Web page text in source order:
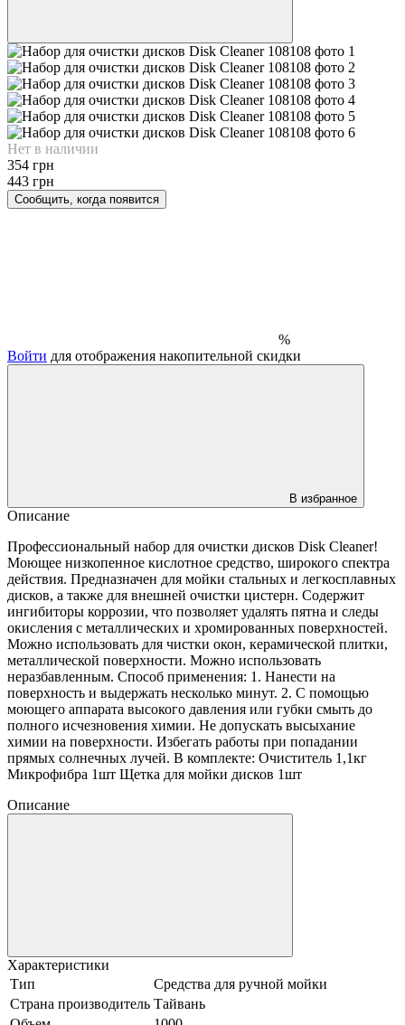
Нет в наличии
354 грн
443 грн
Сообщить, когда появится
%
Войти для отображения накопительной скидки
В избранное
Описание
Профессиональный набор для очистки дисков Disk Cleaner!
Моющее низкопенное кислотное средство, широкого спектра
действия. Предназначен для мойки стальных и легкосплавных
дисков, а также для внешней очистки цистерн. Содержит
ингибиторы коррозии, что позволяет удалять пятна и следы
окисления с металлических и хромированных поверхностей.
Можно использовать для чистки окон, керамической плитки,
металлической поверхности. Можно использовать
неразбавленным. Способ применения: 1. Нанести на
поверхность и выдержать несколько минут. 2. С помощью
моющего аппарата высокого давления или губки смыть до
полного исчезновения химии. Не допускать высыхание
химии на поверхности. Избегать работы при попадании
прямых солнечных лучей. В комплекте: Очиститель 1,1кг
Микрофибра 1шт Щетка для мойки дисков 1шт
Описание
Характеристики
Тип
Средства для ручной мойки
Страна производитель Тайвань